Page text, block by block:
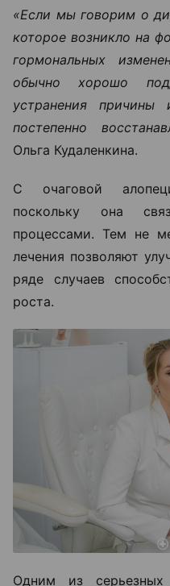
«Если мы говорим о
которое возникло на
гормональных
обычно хорошо
устранения
постепенно
Ольга Кудаленкина.
С очаговой
поскольку она
процессами. Тем не
лечения позволяют
ряде случаев
роста.
Одним из